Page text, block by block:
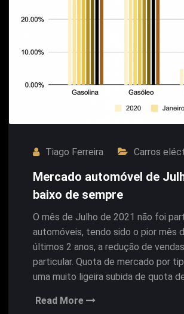
Tiago Ferreira Carros
Mercado automóvel de
baixo de sempre
O mês de Julho de 2021 não foi
automóveis, tendo sido o pior mês
últimos 2 anos, a redução de
particular. Quota de mercado por
uma muito ligeira subida de quota
Read More